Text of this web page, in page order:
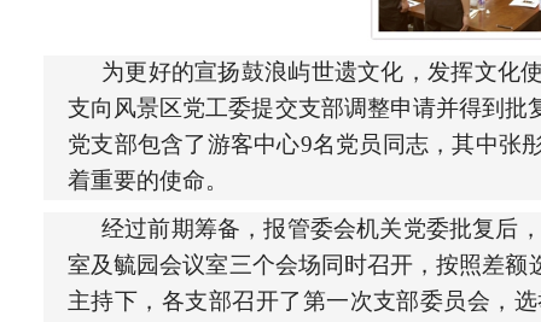
为更好的宣扬鼓浪屿世遗文化，发挥文化
支向风景区党工委提交支部调整申请并得到
党支部包含了游客中心9名党员同志，其中张
着重要的使命。
经过前期筹备，报管委会机关党委批复后
室及毓园会议室三个会场同时召开，按照差
主持下，各支部召开了第一次支部委员会，